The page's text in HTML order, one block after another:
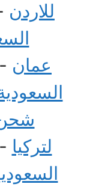
للاردن
عمان -
لتركيا -